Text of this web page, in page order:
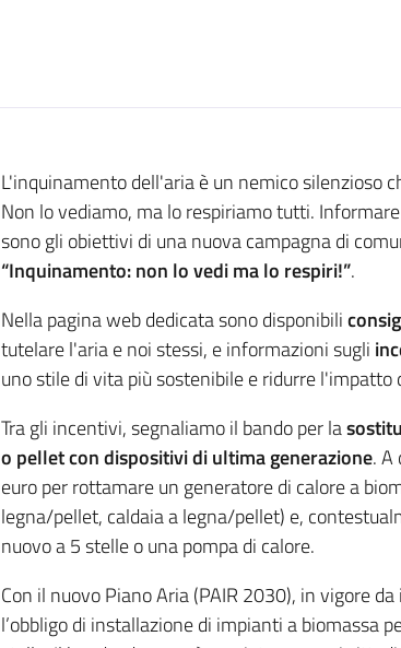
Introduzione
L'inquinamento dell'aria è un nemico silenzioso
Non lo vediamo, ma lo respiriamo tutti.
sono gli obiettivi di una nuova campagna di
“Inquinamento: non lo vedi ma lo respiri!”.
Nella pagina web dedicata sono disponibili
tutelare l'aria e noi stessi, e informazioni sugli
uno stile di vita più sostenibile e ridurre l'impatto
Tra gli incentivi, segnaliamo il bando per la
o pellet con dispositivi di ultima generazione. A
euro per rottamare un generatore di calore a
legna/pellet, caldaia a legna/pellet) e,
nuovo a 5 stelle o una pompa di calore.
Con il nuovo Piano Aria (PAIR 2030), in vigore
l’obbligo di installazione di impianti a biomassa